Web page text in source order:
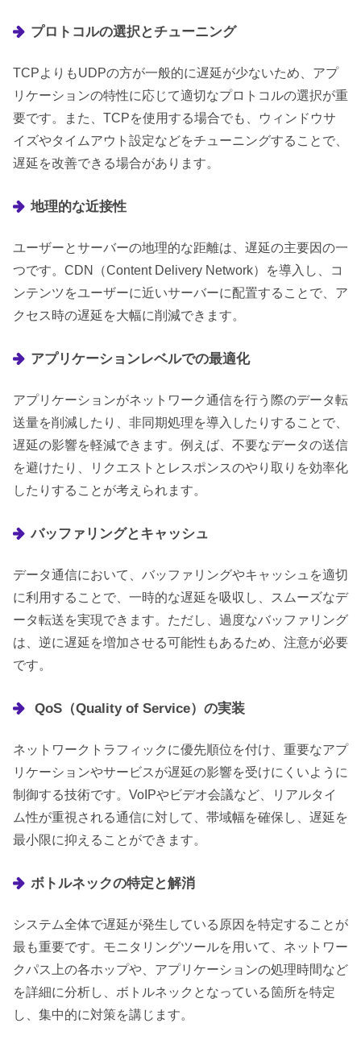
プロトコルの選択とチューニング
TCPよりもUDPの方が一般的に遅延が少ないため、アプ
リケーションの特性に応じて適切なプロトコルの選択が重
要です。また、TCPを使用する場合でも、ウィンドウサ
イズやタイムアウト設定などをチューニングすることで、
遅延を改善できる場合があります。
地理的な近接性
ユーザーとサーバーの地理的な距離は、遅延の主要因の一
つです。CDN（Content Delivery Network）を導入し、コ
ンテンツをユーザーに近いサーバーに配置することで、ア
クセス時の遅延を大幅に削減できます。
アプリケーションレベルでの最適化
アプリケーションがネットワーク通信を行う際のデータ転
送量を削減したり、非同期処理を導入したりすることで、
遅延の影響を軽減できます。例えば、不要なデータの送信
を避けたり、リクエストとレスポンスのやり取りを効率化
したりすることが考えられます。
バッファリングとキャッシュ
データ通信において、バッファリングやキャッシュを適切
に利用することで、一時的な遅延を吸収し、スムーズなデ
ータ転送を実現できます。ただし、過度なバッファリング
は、逆に遅延を増加させる可能性もあるため、注意が必要
です。
QoS（Quality of Service）の実装
ネットワークトラフィックに優先順位を付け、重要なアプ
リケーションやサービスが遅延の影響を受けにくいように
制御する技術です。VoIPやビデオ会議など、リアルタイ
ム性が重視される通信に対して、帯域幅を確保し、遅延を
最小限に抑えることができます。
ボトルネックの特定と解消
システム全体で遅延が発生している原因を特定することが
最も重要です。モニタリングツールを用いて、ネットワー
クパス上の各ホップや、アプリケーションの処理時間など
を詳細に分析し、ボトルネックとなっている箇所を特定
し、集中的に対策を講じます。